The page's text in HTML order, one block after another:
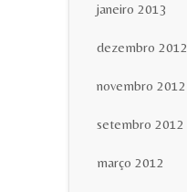
janeiro 2013
dezembro 2012
novembro 2012
setembro 2012
março 2012